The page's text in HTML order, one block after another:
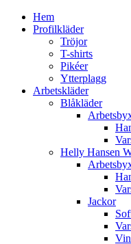
Hem
Profilkläder
Tröjor
T-shirts
Pikéer
Ytterplagg
Arbetskläder
Blåkläder
Helly Hansen
Jackor